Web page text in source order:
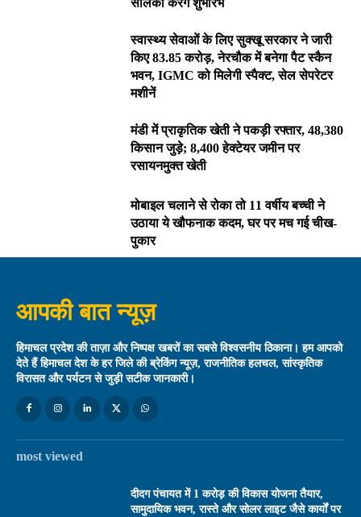
सोलंकी करेंगे शुभारंभ
स्वास्थ्य सेवाओं के लिए सुक्खू सरकार ने जारी
किए 83.85 करोड़, नेरचौक में बनेगा पैट स्कैन
भवन, IGMC को मिलेगी स्पैक्ट, सेल सेपरेटर
मशीनें
मंडी में प्राकृतिक खेती ने पकड़ी रफ्तार, 48,380
किसान जुड़े; 8,400 हेक्टेयर जमीन पर
रसायनमुक्त खेती
मोबाइल चलाने से रोका तो 11 वर्षीय बच्ची ने
उठाया ये खौफनाक कदम, घर पर मच गई चीख-
पुकार
आपकी बात न्यूज़
हिमाचल प्रदेश की ताज़ा और निष्पक्ष खबरों का सबसे विश्वसनीय ठिकाना। हम आपको
देते हैं हिमाचल देश के हर जिले की ब्रेकिंग न्यूज़, राजनीतिक हलचल, सांस्कृतिक
विरासत और पर्यटन से जुड़ी सटीक जानकारी।
most viewed
दीदग पंचायत में 1 करोड़ की विकास योजना तैयार,
सामुदायिक भवन, रास्ते और सोलर लाइट जैसे कार्यों पर